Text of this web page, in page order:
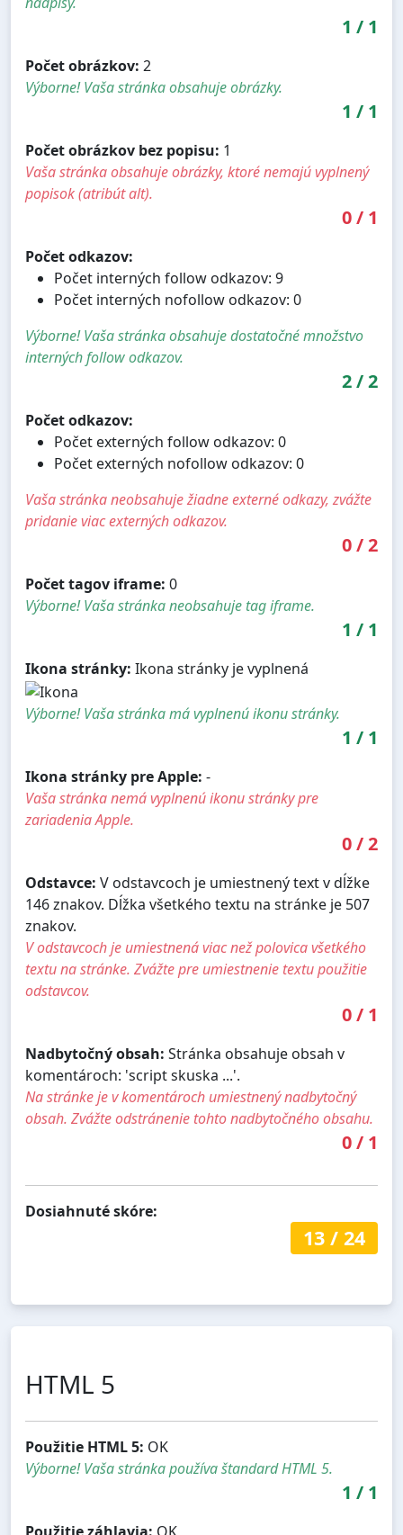
1 / 1
Počet obrázkov: 2
Výborne! Vaša stránka obsahuje obrázky.
1 / 1
Počet obrázkov bez popisu: 1
Vaša stránka obsahuje obrázky, ktoré nemajú vyplnený
popisok (atribút alt).
0/ 1
Počet odkazov:
Počet interných follow odkazov: 9
Počet interných nofollow odkazov: 0
Výborne! Vaša stránka obsahuje dostatočné množstvo
interných follow odkazov.
2/2
Počet odkazov:
Počet externých follow odkazov: 0
Počet externých nofollow odkazov: 0
Vaša stránka neobsahuje žiadne externé odkazy, zvážte
pridanie viac externých odkazov.
0/2
Počet tagov iframe: 0
Výborne! Vaša stránka neobsahuje tag iframe.
1 / 1
Ikona stránky: Ikona stránky je vyplnená
Výborne! Vaša stránka má vyplnenú ikonu stránky.
1 / 1
Ikona stránky pre Apple: -
Vaša stránka nemá vyplnenú ikonu stránky pre
zariadenia Apple.
0/2
Odstavce: V odstavcoch je umiestnený text v dĺžke
146 znakov. Dĺžka všetkého textu na stránke je 507
znakov.
V odstavcoch je umiestnená viac než polovica všetkého
textu na stránke. Zvážte pre umiestnenie textu použitie
odstavcov.
0/ 1
Nadbytočný obsah: Stránka obsahuje obsah v
komentároch: 'script skuska ...'.
Na stránke je v komentároch umiestnený nadbytočný
obsah. Zvážte odstránenie tohto nadbytočného obsahu.
0/ 1
Dosiahnuté skóre:
13/ 24
HTML 5
Použitie HTML 5: OK
Výborne! Vaša stránka používa štandard HTML 5.
1 / 1